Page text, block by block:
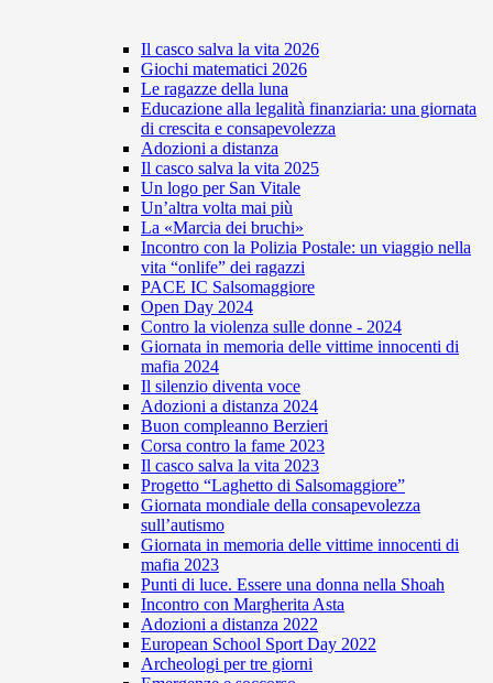
Il casco salva la vita 2026
Giochi matematici 2026
Le ragazze della luna
Educazione alla legalità finanziaria: una giornata
di crescita e consapevolezza
Adozioni a distanza
Il casco salva la vita 2025
Un logo per San Vitale
Un’altra volta mai più
La «Marcia dei bruchi»
Incontro con la Polizia Postale: un viaggio nella
vita “onlife” dei ragazzi
PACE IC Salsomaggiore
Open Day 2024
Contro la violenza sulle donne - 2024
Giornata in memoria delle vittime innocenti di
mafia 2024
Il silenzio diventa voce
Adozioni a distanza 2024
Buon compleanno Berzieri
Corsa contro la fame 2023
Il casco salva la vita 2023
Progetto “Laghetto di Salsomaggiore”
Giornata mondiale della consapevolezza
sull’autismo
Giornata in memoria delle vittime innocenti di
mafia 2023
Punti di luce. Essere una donna nella Shoah
Incontro con Margherita Asta
Adozioni a distanza 2022
European School Sport Day 2022
Archeologi per tre giorni